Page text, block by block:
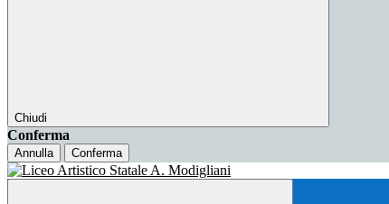
Chiudi
Conferma
Annulla Conferma